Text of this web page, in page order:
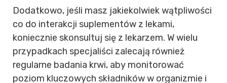
Dodatkowo, jeśli masz jakiekolwiek wątpliwości
co do interakcji suplementów z lekami,
koniecznie skonsultuj się z lekarzem. W wielu
przypadkach specjaliści zalecają również
regularne badania krwi, aby monitorować
poziom kluczowych składników w organizmie i